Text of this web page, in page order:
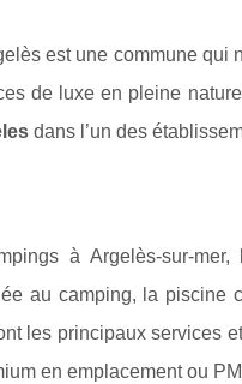
est une commune qui
de luxe en pleine
dans l’un des
à Argelès-sur-
au camping, la piscine
les principaux services
en emplacement ou